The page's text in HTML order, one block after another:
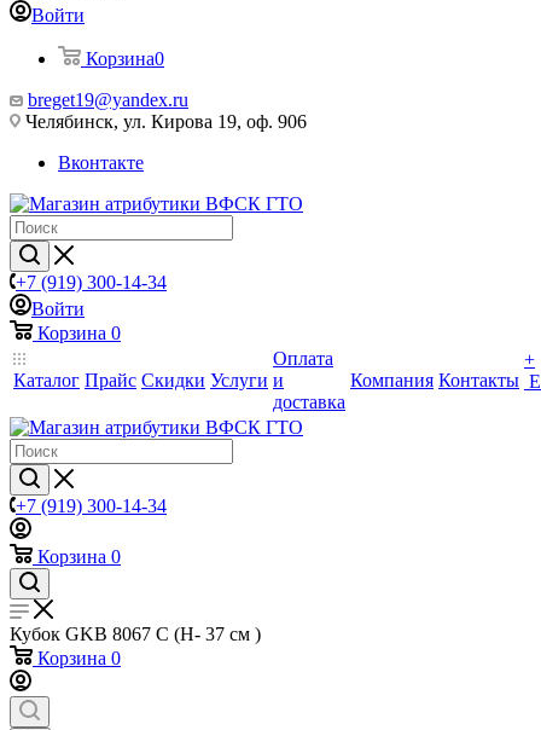
Войти
Корзина0
breget19@yandex.ru
Челябинск, ул. Кирова 19, оф. 906
Вконтакте
+7 (919) 300-14-34
Войти
Корзина 0
Каталог Прайс Скидки Услуги
Оплата
и
доставка
Компания Контакты
+
+7 (919) 300-14-34
Корзина 0
Кубок GKB 8067 C (H- 37 см )
Корзина 0